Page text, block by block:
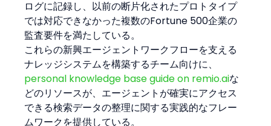
ログに記録し、以前の断片化されたプロトタイプ
では対応できなかった複数のFortune 500企業の
監査要件を満たしている。
これらの新興エージェントワークフローを支える
ナレッジシステムを構築するチーム向けに、
personal knowledge base guide on remio.aiな
どのリソースが、エージェントが確実にアクセス
できる検索データの整理に関する実践的なフレー
ムワークを提供している。